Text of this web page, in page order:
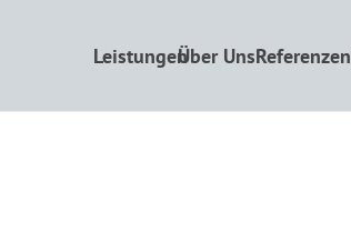
LeistungenÜber UnsReferenzen